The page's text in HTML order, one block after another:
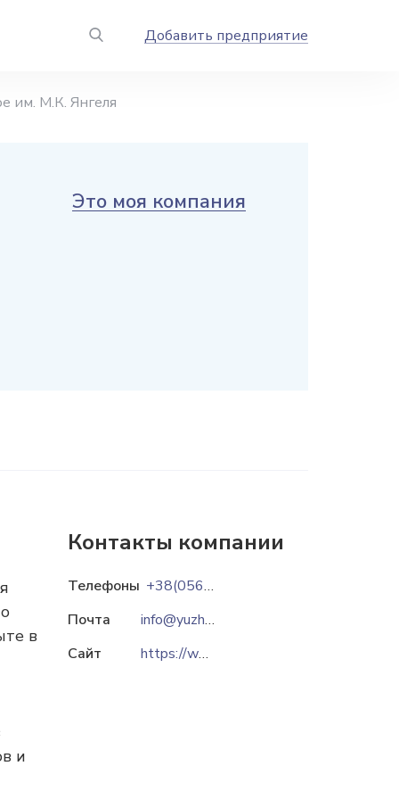
Добавить предприятие
им. М.К. Янгеля
Это моя компания
в
и
Контакты компании
Телефоны
+38(0562)340383
Почта
info@yuzhnoye.com
Сайт
https://www.yuzhnoye.com